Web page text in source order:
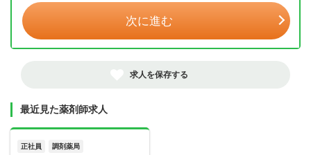
次に進む
求人を保存する
最近見た薬剤師求人
正社員 調剤薬局